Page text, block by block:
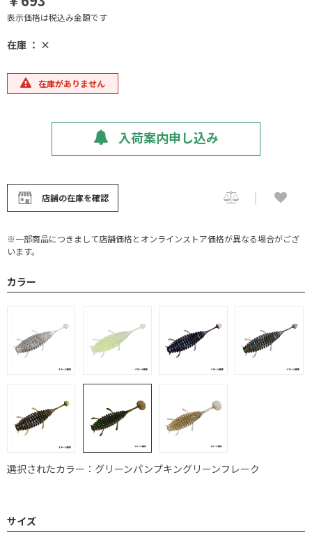
表示価格は税込み金額です
在庫 ： ×
在庫がありません
入荷案内申し込み
店舗の在庫を確認
※一部商品につきまして店舗価格とオンラインストア価格が異なる場合がござ
います。
カラー
選択されたカラー：グリーンパンプキングリーンフレーク
サイズ